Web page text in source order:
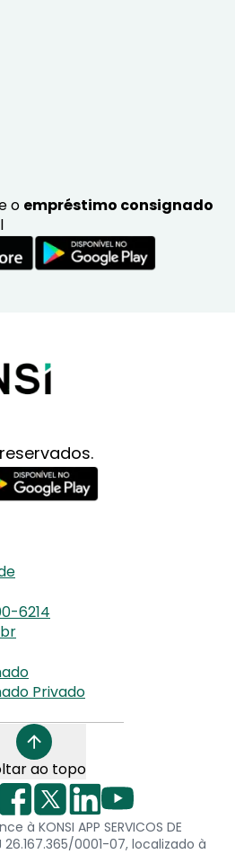
o empréstimo consignado
6214
Privado
ao topo
à KONSI APP SERVICOS DE
26.167.365/0001-07, localizado à